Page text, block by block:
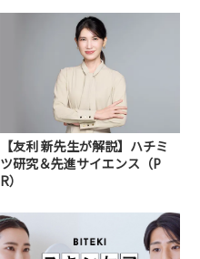
【友利 新先生が解説】ハチミ
ツ研究＆先進サイエンス（P
R）